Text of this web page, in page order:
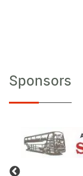
Sponsors